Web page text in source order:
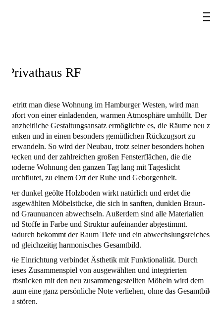
Privathaus RF
Betritt man diese Wohnung im Hamburger Westen, wird man
sofort von einer einladenden, warmen Atmosphäre umhüllt. Der
ganzheitliche Gestaltungsansatz ermöglichte es, die Räume neu zu
denken und in einen besonders gemütlichen Rückzugsort zu
verwandeln. So wird der Neubau, trotz seiner besonders hohen
Decken und der zahlreichen großen Fensterflächen, die die
moderne Wohnung den ganzen Tag lang mit Tageslicht
durchflutet, zu einem Ort der Ruhe und Geborgenheit.
Der dunkel geölte Holzboden wirkt natürlich und erdet die
ausgewählten Möbelstücke, die sich in sanften, dunklen Braun-
und Graunuancen abwechseln. Außerdem sind alle Materialien
und Stoffe in Farbe und Struktur aufeinander abgestimmt.
Dadurch bekommt der Raum Tiefe und ein abwechslungsreiches,
und gleichzeitig harmonisches Gesamtbild.
Die Einrichtung verbindet Ästhetik mit Funktionalität. Durch
dieses Zusammenspiel von ausgewählten und integrierten
Erbstücken mit den neu zusammengestellten Möbeln wird dem
Raum eine ganz persönliche Note verliehen, ohne das Gesamtbild
zu stören.